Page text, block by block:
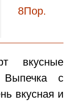
8Пор.
вкусные
с
вкусная и